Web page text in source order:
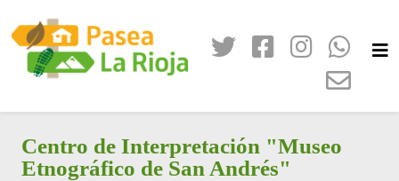
Centro de Interpretación "Museo
Etnográfico de San Andrés"